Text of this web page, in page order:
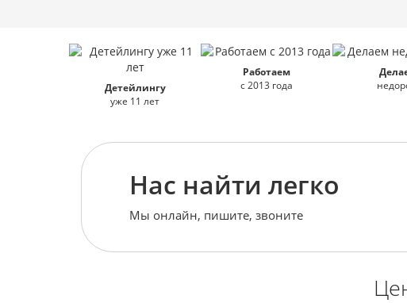
Детейлингу
уже 11 лет
Работаем
с 2013 года
Нас найти легко
Мы онлайн, пишите, звоните